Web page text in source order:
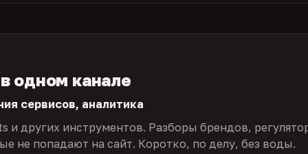
одном канале
сервисов, аналитика
и других инструментов. Разборы брендов,
не попадают на сайт. Коротко, по делу, без воды.